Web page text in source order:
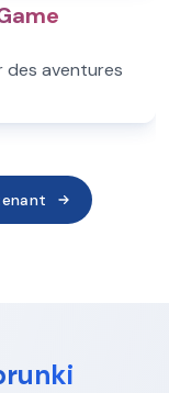
des aventures